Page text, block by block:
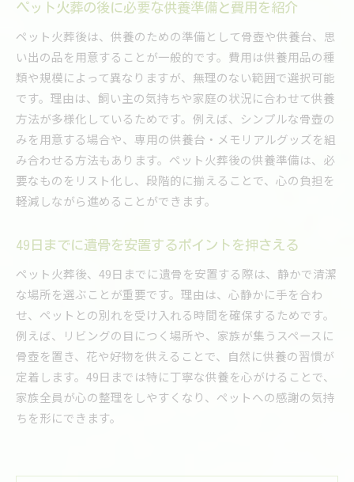
ペット火葬の後に必要な供養準備と費用を紹介
ペット火葬後は、供養のための準備として骨壺や供養台、思
い出の品を用意することが一般的です。費用は供養用品の種
類や規模によって異なりますが、無理のない範囲で選択可能
です。理由は、飼い主の気持ちや家庭の状況に合わせて供養
方法が多様化しているためです。例えば、シンプルな骨壺の
みを用意する場合や、専用の供養台・メモリアルグッズを組
み合わせる方法もあります。ペット火葬後の供養準備は、必
要なものをリスト化し、段階的に揃えることで、心の負担を
軽減しながら進めることができます。
49日までに遺骨を安置するポイントを押さえる
ペット火葬後、49日までに遺骨を安置する際は、静かで清潔
な場所を選ぶことが重要です。理由は、心静かに手を合わ
せ、ペットとの別れを受け入れる時間を確保するためです。
例えば、リビングの目につく場所や、家族が集うスペースに
骨壺を置き、花や好物を供えることで、自然に供養の習慣が
定着します。49日までは特に丁寧な供養を心がけることで、
家族全員が心の整理をしやすくなり、ペットへの感謝の気持
ちを形にできます。